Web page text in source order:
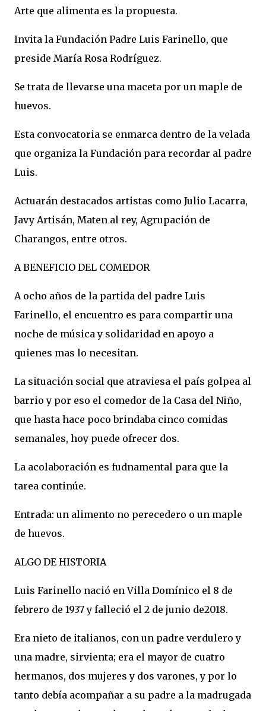
Arte que alimenta es la propuesta.
Invita la Fundación Padre Luis Farinello, que
preside María Rosa Rodríguez.
Se trata de llevarse una maceta por un maple de
huevos.
Esta convocatoria se enmarca dentro de la velada
que organiza la Fundación para recordar al padre
Luis.
Actuarán destacados artistas como Julio Lacarra,
Javy Artisán, Maten al rey, Agrupación de
Charangos, entre otros.
A BENEFICIO DEL COMEDOR
A ocho años de la partida del padre Luis
Farinello, el encuentro es para compartir una
noche de música y solidaridad en apoyo a
quienes mas lo necesitan.
La situación social que atraviesa el país golpea al
barrio y por eso el comedor de la Casa del Niño,
que hasta hace poco brindaba cinco comidas
semanales, hoy puede ofrecer dos.
La acolaboración es fudnamental para que la
tarea continúe.
Entrada: un alimento no perecedero o un maple
de huevos.
ALGO DE HISTORIA
Luis Farinello nació en Villa Domínico el 8 de
febrero de 1937 y falleció el 2 de junio de2018.
Era nieto de italianos, con un padre verdulero y
una madre, sirvienta; era el mayor de cuatro
hermanos, dos mujeres y dos varones, y por lo
tanto debía acompañar a su padre a la madrugada